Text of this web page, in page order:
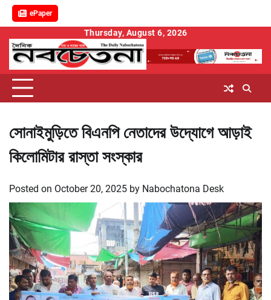
ePaper
content
Thursday, August 6, 2026
সোনাইমুড়িতে বিএনপি নেতাদের উদ্যোগে আড়াই
কিলোমিটার রাস্তা সংস্কার
Posted on October 20, 2025 by Nabochatona Desk